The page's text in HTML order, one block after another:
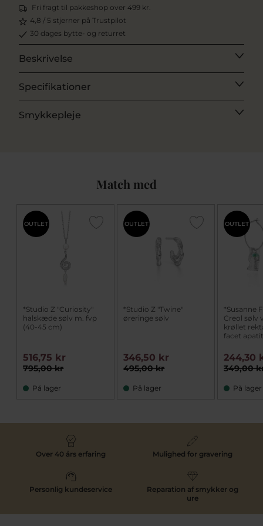
Fri fragt til pakkeshop over 499 kr.
4,8 / 5 stjerner på Trustpilot
30 dages bytte- og returret
Beskrivelse
Specifikationer
Smykkepleje
Match med
OUTLET
*Studio Z "Curiosity"
halskæde sølv m. fvp
(40-45 cm)
795,00 kr
516,75 kr
På lager
OUTLET
*Studio Z "Twine"
øreringe sølv
495,00 kr
346,50 kr
På lager
OUTLET
*Susanne
Creol sølv
krøllet
facet
349,00
244,30
På lager
Over 40 års erfaring Mulighed for gravering
Personlig kundeservice
Reparation af smykker og
ure